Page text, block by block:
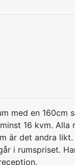
med en 160cm
16 kvm. Alla
är det andra likt.
i rumspriset.